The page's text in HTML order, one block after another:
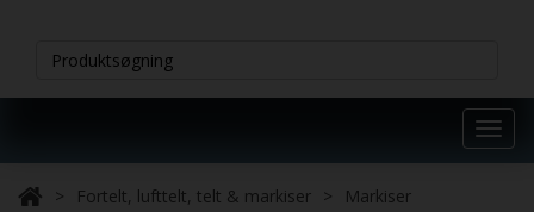
Fortelt, lufttelt, telt & markiser
Markiser